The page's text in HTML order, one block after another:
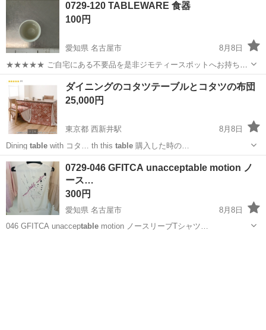
0729-120 TABLEWARE 食器
100円
愛知県 名古屋市
8月8日
★★★★★ ご自宅にある不要品を是非ジモティースポットへお持ち込
みしませんか？ 家電、趣味・スポーツ・レジャー用品、こども用品、
衣料服飾品、生活雑貨、家具、本、CD・DVDなどが無料でまとめて持
ち込めます！ ※詳細はこ...
愛知 名古屋市 現地
ダイニングのコタツテーブルとコタツの布団
25,000円
東京都 西新井駅
8月8日
Dining tablewith コタ… th this table 購入した時の…
東京 足立区
0729-046 GFITCA unacceptable motion ノ
ース…
300円
愛知県 名古屋市
8月8日
046 GFITCA unacceptablemotion ノースリーブTシャツ…